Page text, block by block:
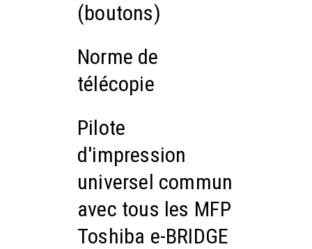
(boutons)
Norme de
télécopie
Pilote
d'impression
universel commun
avec tous les MFP
Toshiba e-BRIDGE